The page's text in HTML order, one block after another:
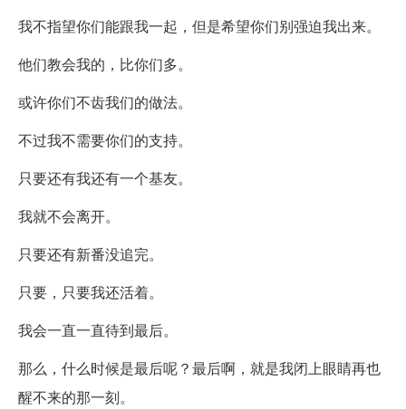
我不指望你们能跟我一起，但是希望你们别强迫我出来。
他们教会我的，比你们多。
或许你们不齿我们的做法。
不过我不需要你们的支持。
只要还有我还有一个基友。
我就不会离开。
只要还有新番没追完。
只要，只要我还活着。
我会一直一直待到最后。
那么，什么时候是最后呢？最后啊，就是我闭上眼睛再也
醒不来的那一刻。